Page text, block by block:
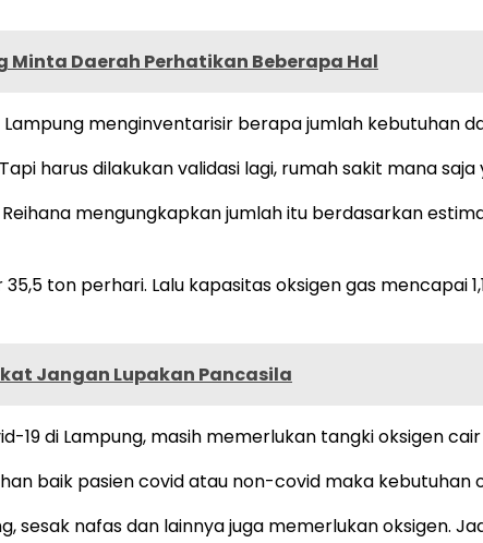
Minta Daerah Perhatikan Beberapa Hal
menginventarisir berapa jumlah kebutuhan
harus dilakukan validasi lagi, rumah sakit mana
mengungkapkan jumlah itu berdasarkan
ton perhari. Lalu kapasitas oksigen gas mencapai
Jangan Lupakan Pancasila
19 di Lampung, masih memerlukan tangki oksigen
baik pasien covid atau non-covid maka kebutuhan
sesak nafas dan lainnya juga memerlukan oksigen.